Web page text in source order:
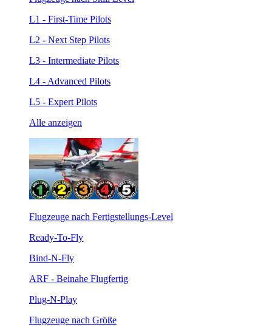
L1 - First-Time Pilots
L2 - Next Step Pilots
L3 - Intermediate Pilots
L4 - Advanced Pilots
L5 - Expert Pilots
Alle anzeigen
Flugzeuge nach Fertigstellungs-Level
Ready-To-Fly
Bind-N-Fly
ARF - Beinahe Flugfertig
Plug-N-Play
Flugzeuge nach Größe